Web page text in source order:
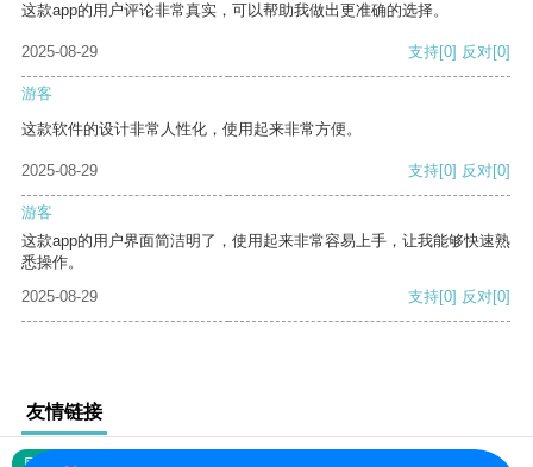
这款app的用户评论非常真实，可以帮助我做出更准确的选择。
2025-08-29 支持[0] 反对[0]
游客
这款软件的设计非常人性化，使用起来非常方便。
2025-08-29 支持[0] 反对[0]
游客
这款app的用户界面简洁明了，使用起来非常容易上手，让我能够快速熟
悉操作。
2025-08-29
支持[0] 反对[0]
友情链接